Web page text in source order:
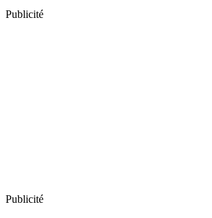
Publicité
Publicité